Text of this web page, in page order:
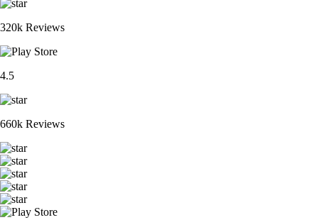
320k Reviews
4.5
660k Reviews